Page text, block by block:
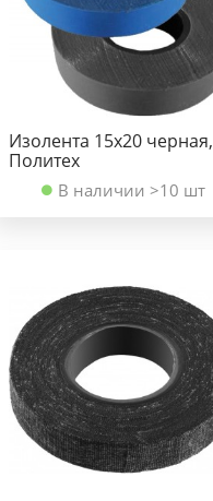
Изолента 15х20 черная,
Политех
В наличии >10 шт